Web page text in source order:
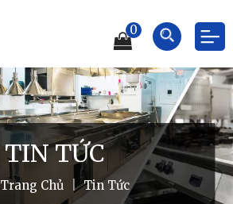
0
TIN TỨC
Trang Chủ | Tin Tức